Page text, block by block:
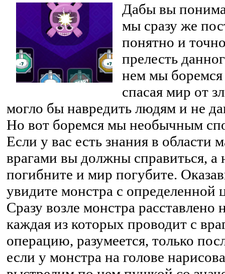
Дабы вы
мы сразу же
понятно и
прелесть
нем мы
спасая мир от
могло бы навредить людям и не
Но вот боремся мы необычным
Если у вас есть знания в области
врагами вы должны справиться, а
погибните и мир погубите.
увидите монстра с определенной
Сразу возле монстра расставлено
каждая из которых проводит с
операцию, разумеется, только
если у монстра на голове